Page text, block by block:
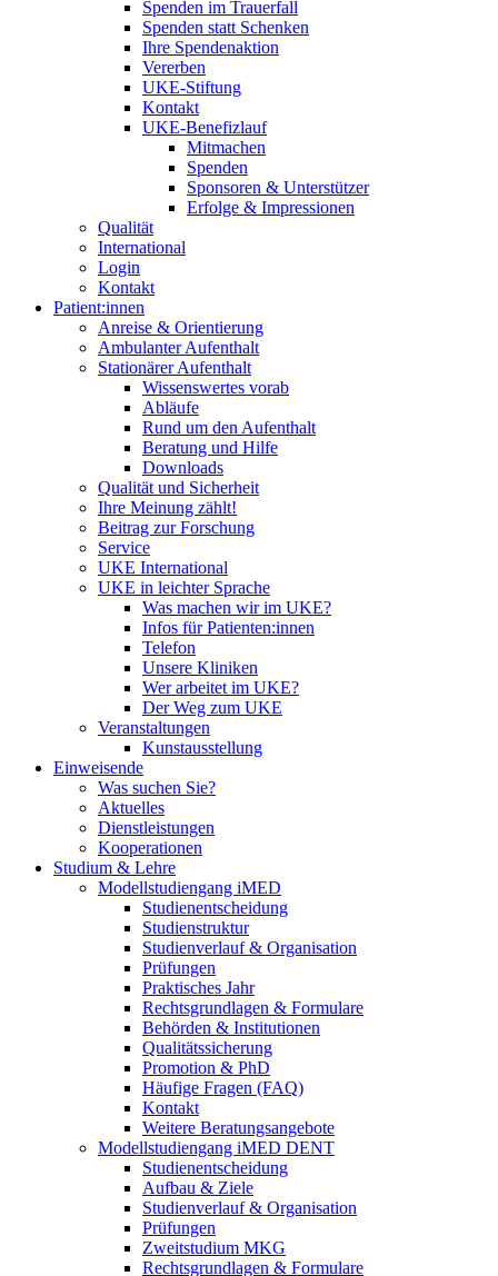
Spenden im Trauerfall
Spenden statt Schenken
Ihre Spendenaktion
Vererben
UKE-Stiftung
Kontakt
UKE-Benefizlauf
Mitmachen
Spenden
Sponsoren & Unterstützer
Erfolge & Impressionen
Qualität
International
Login
Kontakt
Patient:innen
Anreise & Orientierung
Ambulanter Aufenthalt
Stationärer Aufenthalt
Wissenswertes vorab
Abläufe
Rund um den Aufenthalt
Beratung und Hilfe
Downloads
Qualität und Sicherheit
Ihre Meinung zählt!
Beitrag zur Forschung
Service
UKE International
UKE in leichter Sprache
Was machen wir im UKE?
Infos für Patienten:innen
Telefon
Unsere Kliniken
Wer arbeitet im UKE?
Der Weg zum UKE
Veranstaltungen
Kunstausstellung
Einweisende
Was suchen Sie?
Aktuelles
Dienstleistungen
Kooperationen
Studium & Lehre
Modellstudiengang iMED
Studienentscheidung
Studienstruktur
Studienverlauf & Organisation
Prüfungen
Praktisches Jahr
Rechtsgrundlagen & Formulare
Behörden & Institutionen
Qualitätssicherung
Promotion & PhD
Häufige Fragen (FAQ)
Kontakt
Weitere Beratungsangebote
Modellstudiengang iMED DENT
Studienentscheidung
Aufbau & Ziele
Studienverlauf & Organisation
Prüfungen
Zweitstudium MKG
Rechtsgrundlagen & Formulare